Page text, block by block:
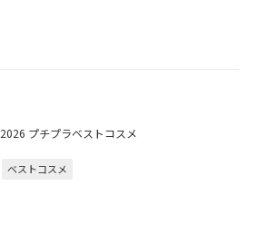
2026 プチプラベストコスメ
ベストコスメ